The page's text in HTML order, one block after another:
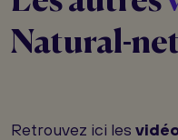
Natural-
Retrouvez ici les